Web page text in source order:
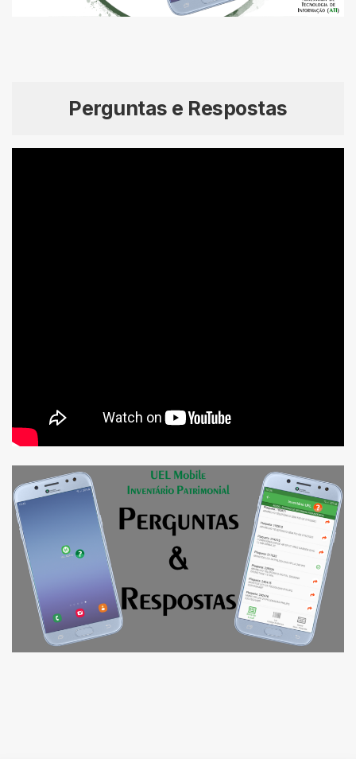
Perguntas e Respostas